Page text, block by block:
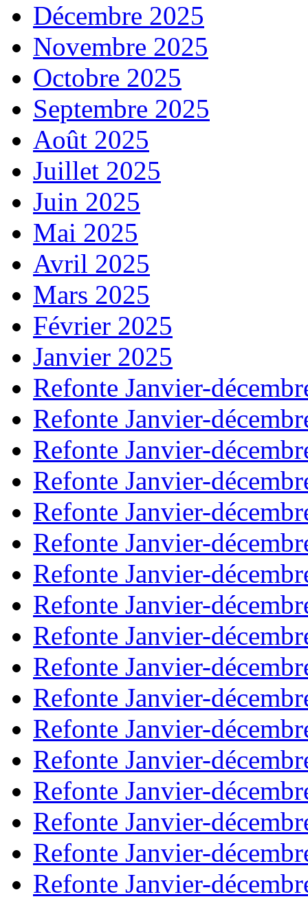
Décembre 2025
Novembre 2025
Octobre 2025
Septembre 2025
Août 2025
Juillet 2025
Juin 2025
Mai 2025
Avril 2025
Mars 2025
Février 2025
Janvier 2025
Refonte Janvier-
Refonte Janvier-
Refonte Janvier-
Refonte Janvier-
Refonte Janvier-
Refonte Janvier-
Refonte Janvier-
Refonte Janvier-
Refonte Janvier-
Refonte Janvier-
Refonte Janvier-
Refonte Janvier-
Refonte Janvier-
Refonte Janvier-
Refonte Janvier-
Refonte Janvier-
Refonte Janvier-